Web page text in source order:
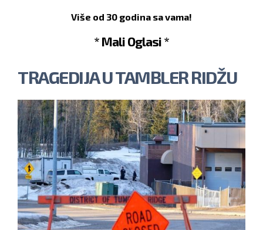
Više od 30 godina sa vama!
* Mali Oglasi *
TRAGEDIJA U TAMBLER RIDŽU